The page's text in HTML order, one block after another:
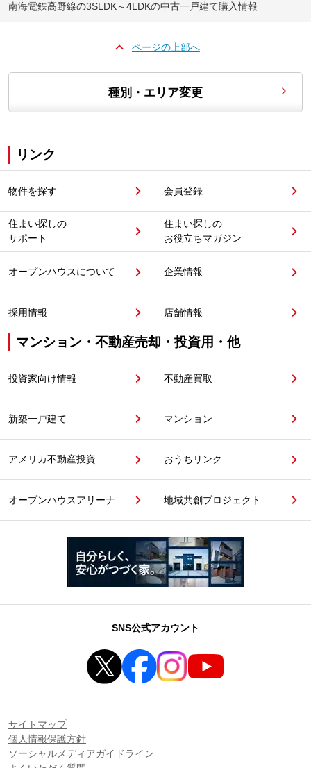
南海電鉄高野線の3SLDK～4LDKの中古一戸建て購入情報
ページの上部へ
種別・エリア変更
リンク
物件を探す 会員登録
住まい探しの
サポート
住まい探しの
お役立ちマガジン
オープンハウスについて 企業情報
採用情報 店舗情報
マンション・不動産売却・投資用・他
投資家向け情報 不動産買取
新築一戸建て マンション
アメリカ不動産投資 おうちリンク
オープンハウスアリーナ 地域共創プロジェクト
SNS公式アカウント
サイトマップ
個人情報保護方針
ソーシャルメディアガイドライン